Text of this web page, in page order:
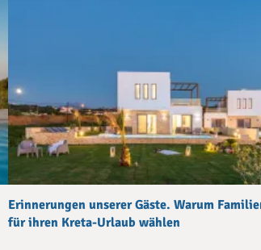
Erinnerungen unserer Gäste. Warum
für ihren Kreta-Urlaub wählen